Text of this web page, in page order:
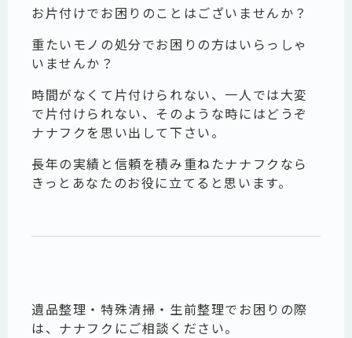
お片付けでお困りのことはございませんか？
重たいモノの処分でお困りの方はいらっしゃ
いませんか？
時間がなくて片付けられない、一人では大変
で片付けられない、そのような時にはどうぞ
ナナフクを思い出して下さい。
長年の実績と信頼を積み重ねたナナフクなら
きっとあなたのお役に立てると思います。
遺品整理・特殊清掃・生前整理でお困りの際
は、ナナフクにご相談ください。